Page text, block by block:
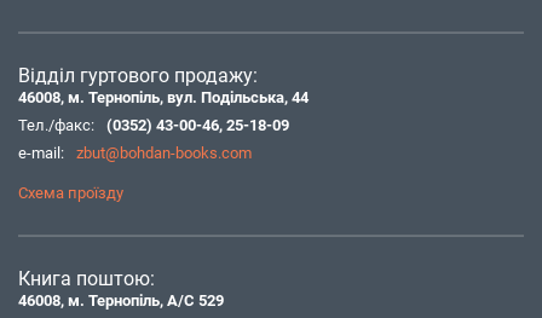
Відділ гуртового продажу:
46008, м. Тернопіль, вул. Подільська, 44
Тел./факс:
(0352) 43-00-46, 25-18-09
e-mail:
zbut@bohdan-books.com
Схема проїзду
Книга поштою:
46008, м. Тернопіль, А/С 529